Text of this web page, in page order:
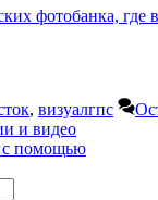
фотобанка, где
, визуалгпс